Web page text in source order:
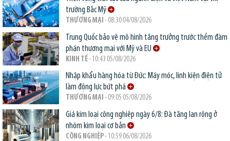
trường Bắc Mỹ
THƯƠNG MẠI - 08:30 04/08/2026
Trung Quốc bảo vệ mô hình tăng trưởng trước thềm đàm
phán thương mại với Mỹ và EU
KINH TẾ- 10:43 05/08/2026
Nhập khẩu hàng hóa từ Đức: Máy móc, linh kiện điện tử
làm động lực bứt phá
THƯƠNG MẠI - 09:05 05/08/2026
Giá kim loại công nghiệp ngày 6/8: Đà tăng lan rộng ở
nhóm kim loại cơ bản
CÔNG NGHIỆP- 10:59 06/08/2026